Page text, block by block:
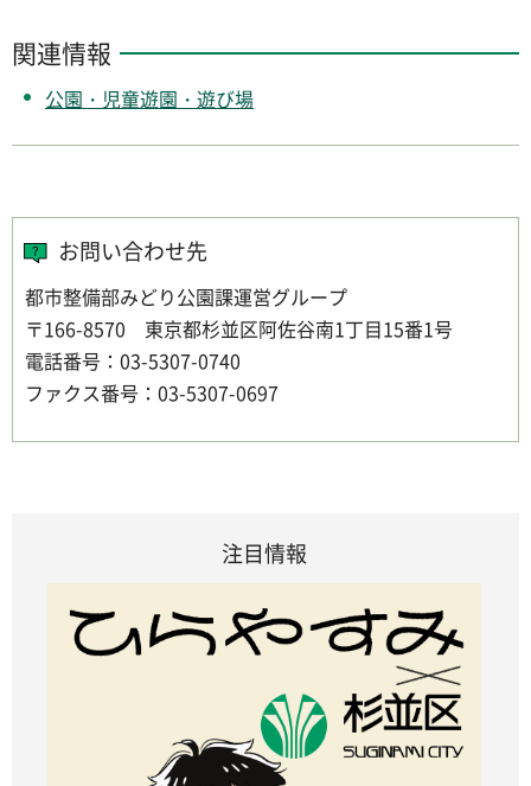
関連情報
公園・児童遊園・遊び場
お問い合わせ先
都市整備部みどり公園課運営グループ
〒166-8570 東京都杉並区阿佐谷南1丁目15番1号
電話番号：03-5307-0740
ファクス番号：03-5307-0697
注目情報